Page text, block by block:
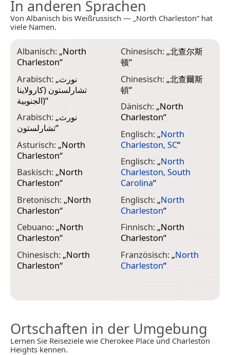
In anderen Sprachen
Von Albanisch bis Weißrussisch — „North Charleston“ hat
viele Namen.
Albanisch: „North
Charleston“
Arabisch: „نورث
تشارلستون (كارولاينا
الجنوبية)“
Arabisch: „نورث
تشارلستون“
Asturisch: „North
Charleston“
Baskisch: „North
Charleston“
Bretonisch: „North
Charleston“
Cebuano: „North
Charleston“
Chinesisch: „North
Charleston“
Chinesisch: „北查尔斯
顿“
Chinesisch: „北查爾斯
頓“
Dänisch: „North
Charleston“
Englisch: „North
Charleston, SC“
Englisch: „North
Charleston, South
Carolina“
Englisch: „North
Charleston“
Finnisch: „North
Charleston“
Französisch: „North
Charleston“
Ortschaften in der Umgebung
Lernen Sie Reiseziele wie Cherokee Place und Charleston
Heights kennen.